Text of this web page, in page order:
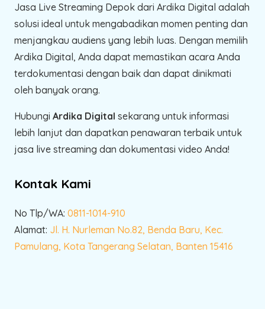
Jasa Live Streaming Depok dari Ardika Digital adalah
solusi ideal untuk mengabadikan momen penting dan
menjangkau audiens yang lebih luas. Dengan memilih
Ardika Digital, Anda dapat memastikan acara Anda
terdokumentasi dengan baik dan dapat dinikmati
oleh banyak orang.
Hubungi Ardika Digital sekarang untuk informasi
lebih lanjut dan dapatkan penawaran terbaik untuk
jasa live streaming dan dokumentasi video Anda!
Kontak Kami
No Tlp/WA: 0811-1014-910
Alamat: Jl. H. Nurleman No.82, Benda Baru, Kec.
Pamulang, Kota Tangerang Selatan, Banten 15416